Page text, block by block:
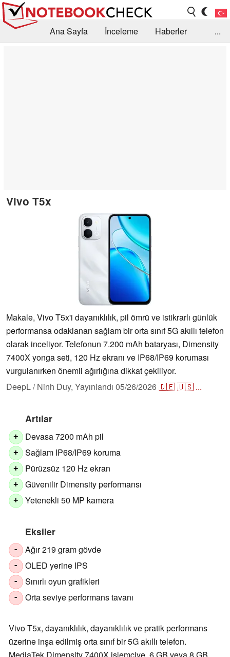
Ana Sayfa İnceleme
Haberler
...
Vivo T5x
Makale, Vivo T5x'i dayanıklılık, pil ömrü ve istikrarlı günlük
performansa odaklanan sağlam bir orta sınıf 5G akıllı telefon
olarak inceliyor. Telefonun 7.200 mAh bataryası, Dimensity
7400X yonga seti, 120 Hz ekranı ve IP68/IP69 koruması
vurgulanırken önemli ağırlığına dikkat çekiliyor.
DeepL / Ninh Duy, Yayınlandı 05/26/2026🇩🇪🇺🇸 ...
Artılar
+ Devasa 7200 mAh pil
+ Sağlam IP68/IP69 koruma
+ Pürüzsüz 120 Hz ekran
+ Güvenilir Dimensity performansı
+ Yetenekli 50 MP kamera
Eksiler
- Ağır 219 gram gövde
- OLED yerine IPS
- Sınırlı oyun grafikleri
- Orta seviye performans tavanı
Vivo T5x, dayanıklılık, dayanıklılık ve pratik performans
üzerine inşa edilmiş orta sınıf bir 5G akıllı telefon.